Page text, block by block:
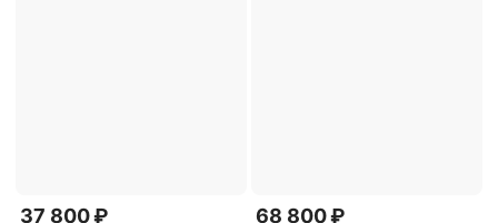
37 800 ₽ 68 800 ₽